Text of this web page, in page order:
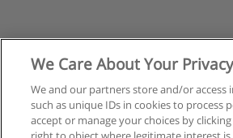
We Care About Your
We and our partners store and/or access
such as unique IDs in cookies to process
accept or manage your choices by